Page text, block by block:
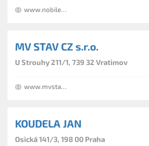
rozvody vody a plynu i zemní a výkopové
www.nobiles.cz
MV STAV CZ s.r.o.
U Strouhy 211/1, 739 32 Vratimov
www.mvstavczcom.rubicus.com
KOUDELA JAN
Osická 141/3, 198 00 Praha